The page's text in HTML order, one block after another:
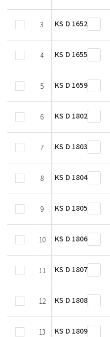
3 KS D 1652
4 KS D 1655
5 KS D 1659
6 KS D 1802
7 KS D 1803
8 KS D 1804
9 KS D 1805
10 KS D 1806
11 KS D 1807
12 KS D 1808
13 KS D 1809